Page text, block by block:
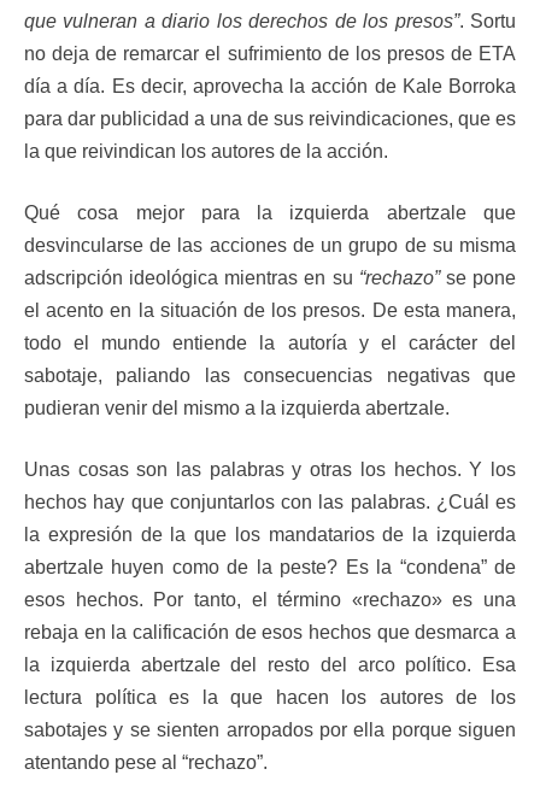
que vulneran a diario los derechos de los presos”. Sortu
no deja de remarcar el sufrimiento de los presos de ETA
día a día. Es decir, aprovecha la acción de Kale Borroka
para dar publicidad a una de sus reivindicaciones, que es
la que reivindican los autores de la acción.
Qué cosa mejor para la izquierda abertzale que
desvincularse de las acciones de un grupo de su misma
adscripción ideológica mientras en su “rechazo”se pone
el acento en la situación de los presos. De esta manera,
todo el mundo entiende la autoría y el carácter del
sabotaje, paliando las consecuencias negativas que
pudieran venir del mismo a la izquierda abertzale.
Unas cosas son las palabras y otras los hechos. Y los
hechos hay que conjuntarlos con las palabras. ¿Cuál es
la expresión de la que los mandatarios de la izquierda
abertzale huyen como de la peste? Es la “condena” de
esos hechos. Por tanto, el término «rechazo» es una
rebaja en la calificación de esos hechos que desmarca a
la izquierda abertzale del resto del arco político. Esa
lectura política es la que hacen los autores de los
sabotajes y se sienten arropados por ella porque siguen
atentando pese al “rechazo”.